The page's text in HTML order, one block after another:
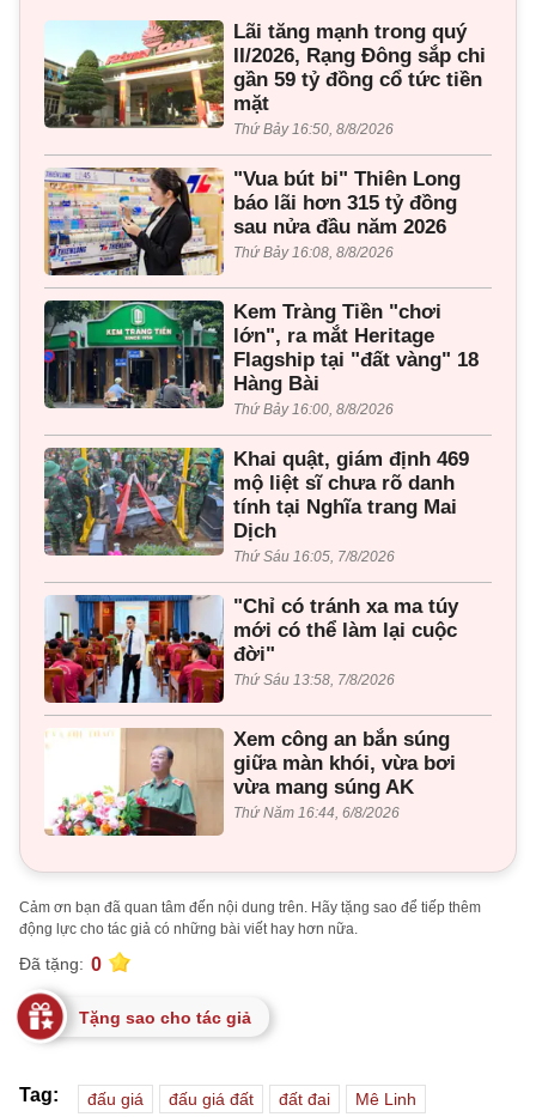
Lãi tăng mạnh trong quý
II/2026, Rạng Đông sắp chi
gần 59 tỷ đồng cổ tức tiền
mặt
Thứ Bảy 16:50, 8/8/2026
"Vua bút bi" Thiên Long
báo lãi hơn 315 tỷ đồng
sau nửa đầu năm 2026
Thứ Bảy 16:08, 8/8/2026
Kem Tràng Tiền "chơi
lớn", ra mắt Heritage
Flagship tại "đất vàng" 18
Hàng Bài
Thứ Bảy 16:00, 8/8/2026
Khai quật, giám định 469
mộ liệt sĩ chưa rõ danh
tính tại Nghĩa trang Mai
Dịch
Thứ Sáu 16:05, 7/8/2026
"Chỉ có tránh xa ma túy
mới có thể làm lại cuộc
đời"
Thứ Sáu 13:58, 7/8/2026
Xem công an bắn súng
giữa màn khói, vừa bơi
vừa mang súng AK
Thứ Năm 16:44, 6/8/2026
Cảm ơn bạn đã quan tâm đến nội dung trên. Hãy tặng sao để tiếp thêm
động lực cho tác giả có những bài viết hay hơn nữa.
Đã tặng: 0
Tặng sao cho tác giả
Tag: đấu giá đấu giá đất đất đai Mê Linh